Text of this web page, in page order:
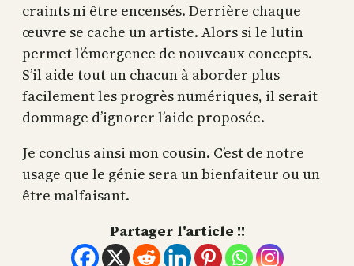
craints ni être encensés. Derrière chaque
œuvre se cache un artiste. Alors si le lutin
permet l’émergence de nouveaux concepts.
S’il aide tout un chacun à aborder plus
facilement les progrès numériques, il serait
dommage d’ignorer l’aide proposée.
Je conclus ainsi mon cousin. C’est de notre
usage que le génie sera un bienfaiteur ou un
être malfaisant.
Partager l'article !!